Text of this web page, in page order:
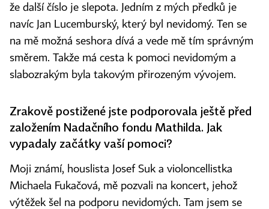
že další číslo je slepota. Jedním z mých předků je
navíc Jan Lucemburský, který byl nevidomý. Ten se
na mě možná seshora dívá a vede mě tím správným
směrem. Takže má cesta k pomoci nevidomým a
slabozrakým byla takovým přirozeným vývojem.
Zrakově postižené jste podporovala ještě před
založením Nadačního fondu Mathilda. Jak
vypadaly začátky vaší pomoci?
Moji známí, houslista Josef Suk a violoncellistka
Michaela Fukačová, mě pozvali na koncert, jehož
výtěžek šel na podporu nevidomých. Tam jsem se